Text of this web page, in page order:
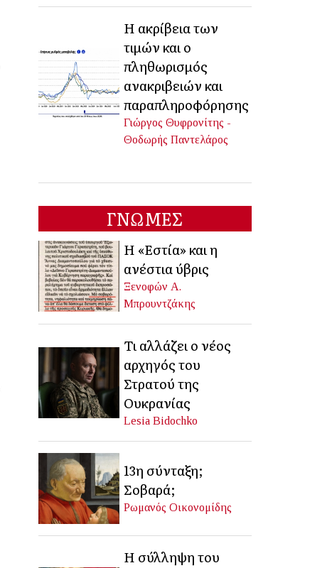
Η ακρίβεια των
τιμών και ο
πληθωρισμός
ανακριβειών και
παραπληροφόρησης
Γιώργος Θυφρονίτης -
Θοδωρής Παντελάρος
ΓΝΩΜΕΣ
Η «Εστία» και η
ανέστια ύβρις
Ξενοφών Α.
Μπρουντζάκης
Τι αλλάζει ο νέος
αρχηγός του
Στρατού της
Ουκρανίας
Lesia Bidochko
13η σύνταξη;
Σοβαρά;
Ρωμανός Οικονομίδης
Η σύλληψη του